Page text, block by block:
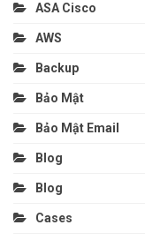
ASA Cisco
AWS
Backup
Bảo Mật
Bảo Mật Email
Blog
Blog
Cases